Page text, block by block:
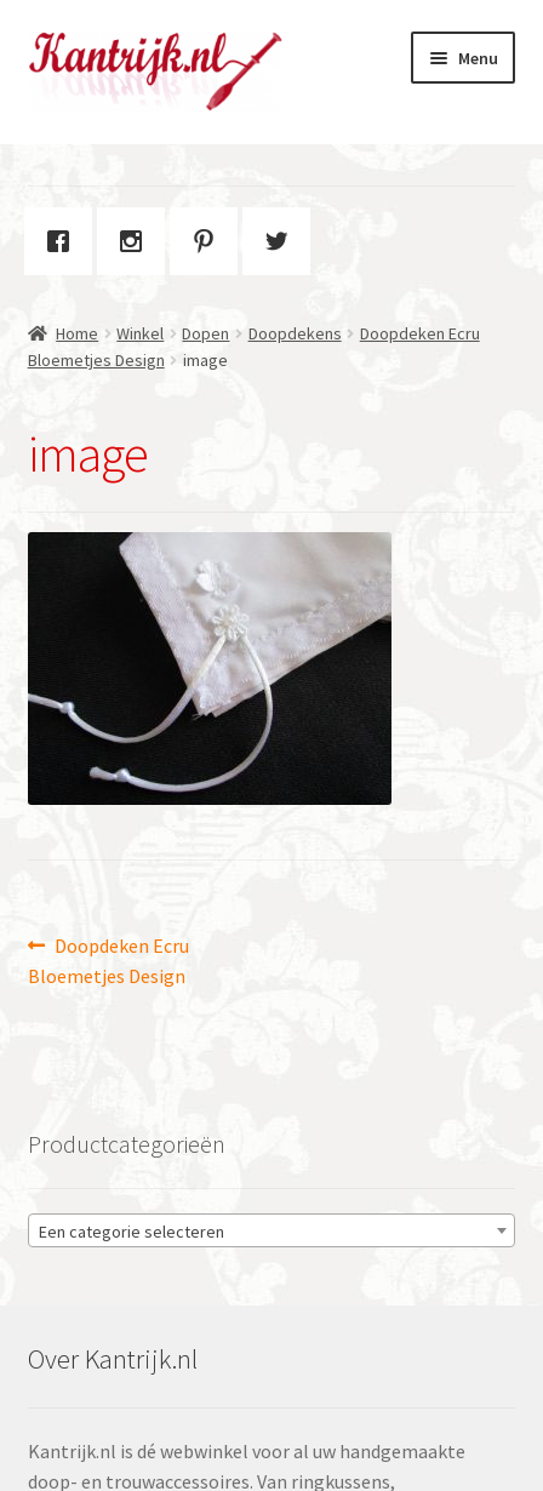
Ga
door
Ga
naar
Menu
Contact
Home Winkel Dopen Doopdekens
Doopdeken Ecru
Bloemetjes Design
image
image
Bericht
navigatie
Vorig
bericht:
Doopdeken Ecru
Bloemetjes Design
Productcategorieën
Een categorie selecteren
Over Kantrijk.nl
Kantrijk.nl is dé webwinkel voor al uw handgemaakte
doop- en trouwaccessoires. Van ringkussens,